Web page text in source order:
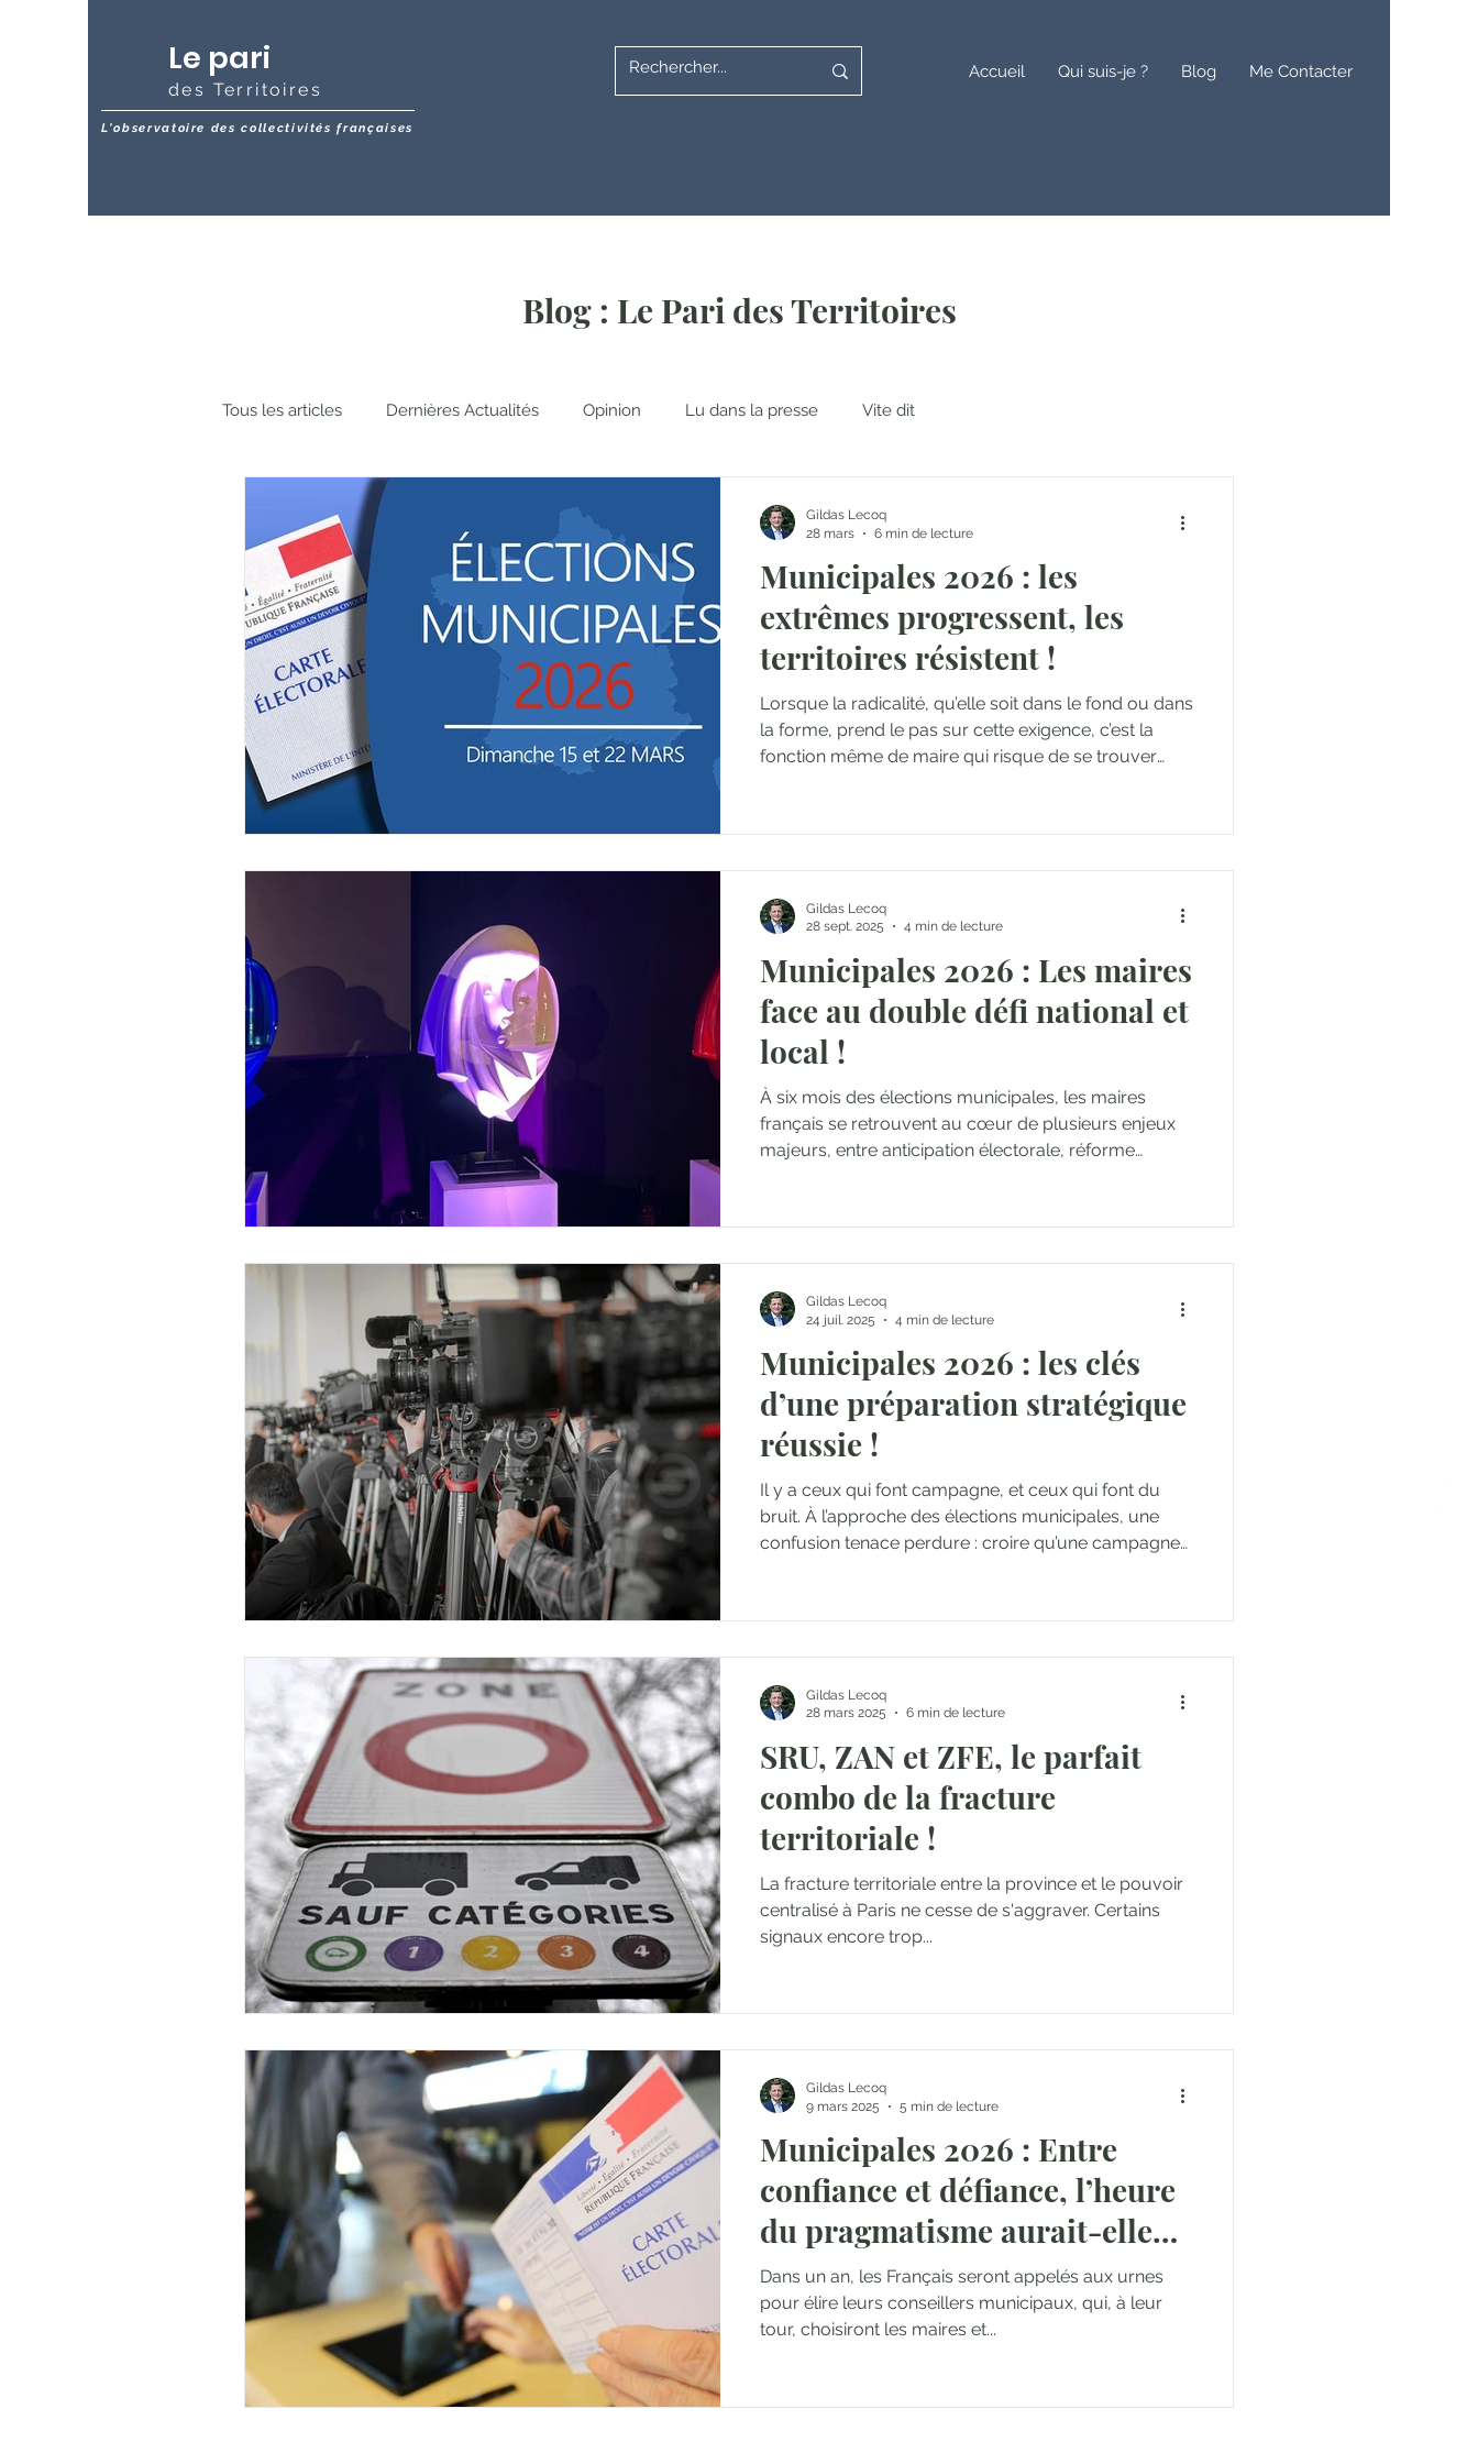
Le pari
des Territoires
L'observatoire des collectivités françaises
Accueil Qui suis-je ? Blog Me Contacter
Blog : Le Pari des Territoires
Tous les articles Dernières Actualités Opinion Lu dans la presse Vite dit
Municipales 2026 : les
extrêmes progressent, les
territoires résistent !
Lorsque la radicalité, qu’elle soit dans le fond ou dans
la forme, prend le pas sur cette exigence, c’est la
fonction même de maire qui risque de se trouver
avertissement. Un avertissement pour les partis
confrontées à l’épreuve du réel. Un avertissement,
surtout, pour notre démo
Gildas Lecoq
28 mars
6 min de lecture
Municipales 2026 : Les maires
face au double défi national et
local !
À six mois des élections municipales, les maires
français se retrouvent au cœur de plusieurs enjeux
majeurs, entre anticipation électorale, réforme
jamais, entre réformes nationales et réalités du
Gildas Lecoq
28 sept. 2025
4 min de lecture
Municipales 2026 : les clés
d’une préparation stratégique
réussie !
Il y a ceux qui font campagne, et ceux qui font du
bruit. À l’approche des élections municipales, une
confusion tenace perdure : croire qu’une campagne
claque la porte du vestiaire. Comme si le sprint
Gildas Lecoq
24 juil. 2025
4 min de lecture
SRU, ZAN et ZFE, le parfait
combo de la fracture
territoriale !
La fracture territoriale entre la province et le pouvoir
centralisé à Paris ne cesse de s'aggraver. Certains
signaux encore trop...
Gildas Lecoq
28 mars 2025
6 min de lecture
Municipales 2026 : Entre
confiance et défiance, l’heure
du pragmatisme aurait-elle
sonnée ?
Dans un an, les Français seront appelés aux urnes
pour élire leurs conseillers municipaux, qui, à leur
tour, choisiront les maires et...
Gildas Lecoq
9 mars 2025
5 min de lecture